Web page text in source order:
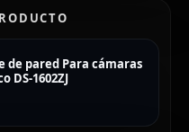
de pared Para cámaras
DS-1602ZJ